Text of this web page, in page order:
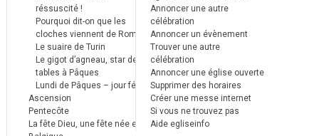
réssuscité !
Pourquoi dit-on que les
cloches viennent de Rome ?
Le suaire de Turin
Le gigot d’agneau, star des
tables à Pâques
Lundi de Pâques – jour férié
Ascension
Pentecôte
La fête Dieu, une fête née en
Annoncer une autre
célébration
Annoncer un évènement
Trouver une autre
célébration
Annoncer une église ouverte
Supprimer des horaires
Créer une messe internet
Si vous ne trouvez pas
Aide egliseinfo